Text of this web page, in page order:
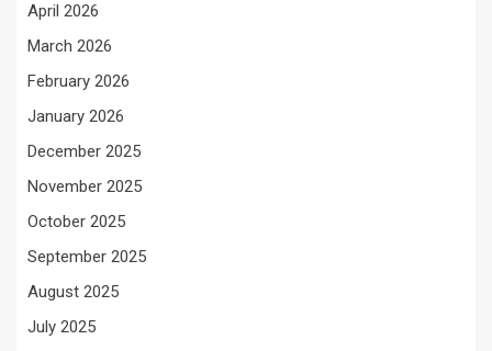
April 2026
March 2026
February 2026
January 2026
December 2025
November 2025
October 2025
September 2025
August 2025
July 2025